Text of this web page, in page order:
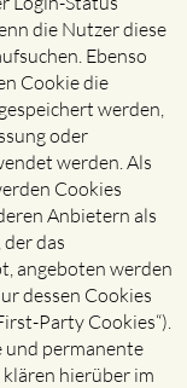
die Nutzer diese
Ebenso
Cookie die
werden,
oder
werden. Als
Cookies
Anbietern als
das
angeboten werden
dessen Cookies
Party Cookies“).
permanente
hierüber im